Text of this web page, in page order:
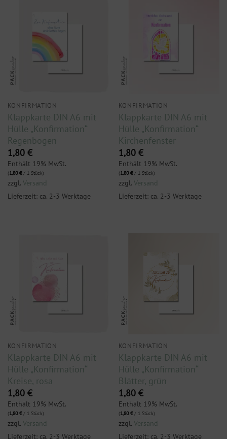
KONFIRMATION
Klappkarte DIN A6 mit
Hülle „Konfirmation“
Regenbogen
1,80 €
Enthält 19% MwSt.
(1,80€/ 1 Stück)
zzgl. Versand
Lieferzeit: ca. 2-3 Werktage
KONFIRMATION
Klappkarte DIN A6 mit
Hülle „Konfirmation“
Kirchenfenster
1,80 €
Enthält 19% MwSt.
(1,80€/ 1 Stück)
zzgl. Versand
Lieferzeit: ca. 2-3 Werktage
KONFIRMATION
Klappkarte DIN A6 mit
Hülle „Konfirmation“
Kreise, rosa
1,80 €
Enthält 19% MwSt.
(1,80€/ 1 Stück)
zzgl. Versand
Lieferzeit: ca. 2-3 Werktage
KONFIRMATION
Klappkarte DIN A6 mit
Hülle „Konfirmation“
Blätter, grün
1,80 €
Enthält 19% MwSt.
(1,80€/ 1 Stück)
zzgl. Versand
Lieferzeit: ca. 2-3 Werktage